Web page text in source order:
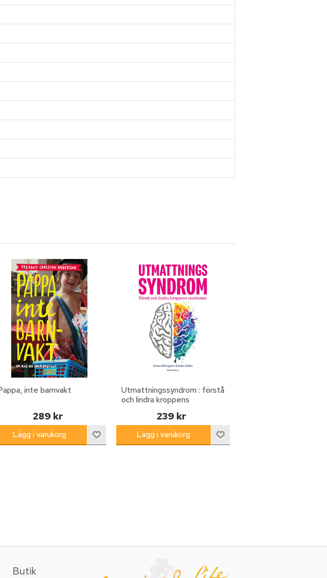
inte barnvakt
289 kr
Utmattningssyndrom : förstå
och lindra kroppens
239 kr
Butik